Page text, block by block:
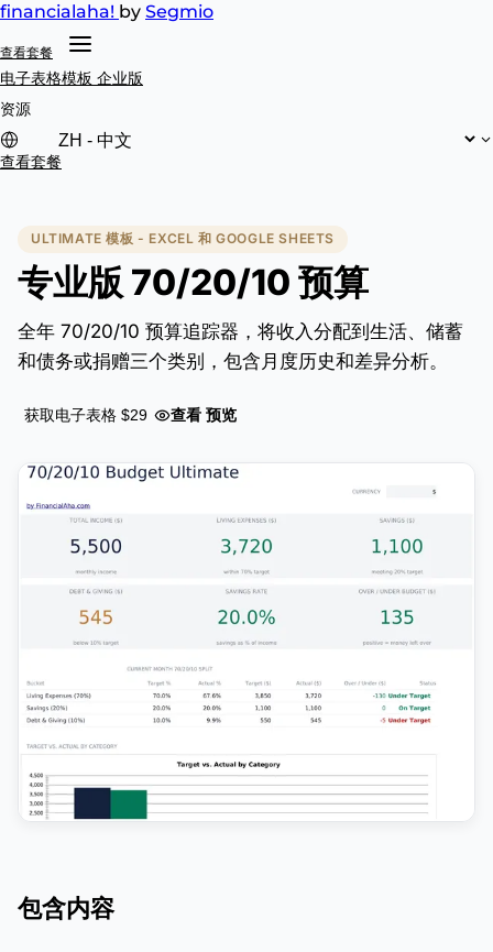
financialaha! by Segmio
查看套餐
电子表格模板 企业版
资源
查看套餐
ULTIMATE 模板 - EXCEL 和 GOOGLE SHEETS
专业版 70/20/10 预算
全年 70/20/10 预算追踪器，将收入分配到生活、储蓄
和债务或捐赠三个类别，包含月度历史和差异分析。
获取电子表格 $29 查看 预览
包含内容